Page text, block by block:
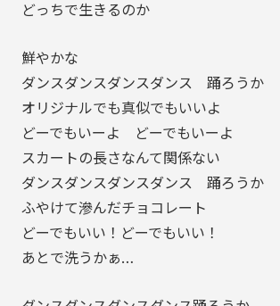
どっちで生きるのか
鮮やかな
ダンスダンスダンスダンス 踊ろうか
オリジナルでも真似でもいいよ
どーでもいーよ どーでもいーよ
スカートの長さなんて関係ない
ダンスダンスダンスダンス 踊ろうか
ふやけて滲んだチョコレート
どーでもいい！どーでもいい！
あとで洗うかぁ…